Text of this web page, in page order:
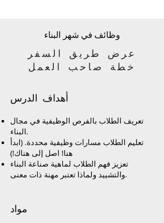
وظائف في شهر البناء
عرض طريق السفر
خطة صاحب العمل
أهداف الدرس
تعريف الطلاب بالفرص الوظيفية في مجال
البناء.
تعليم الطلاب مسارات وظيفية محددة. (ابدأ
هنا! اصل إلى هناك!)
تعزيز فهم الطلاب لماهية صناعة البناء
والتشييد ولماذا تعتبر مهنة ذات معنى.
مواد